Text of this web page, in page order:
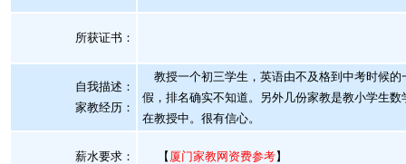
所获证书 ：
自我描述：
家教经历：
教授一个初三学生，英语由不及格到中考时候
假，排名确实不知道。另外几份家教是教小学生
在教授中。很有信心。
薪水要求： 【 厦门家教网资费参考】